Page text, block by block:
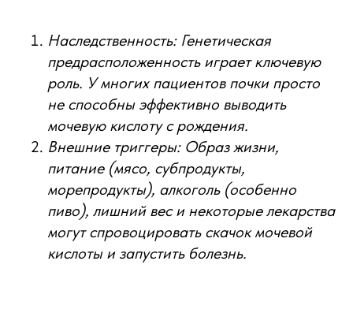
Наследственность: Генетическая
предрасположенность играет ключевую
роль. У многих пациентов почки просто
не способны эффективно выводить
мочевую кислоту с рождения.
Внешние триггеры: Образ жизни,
питание (мясо, субпродукты,
морепродукты), алкоголь (особенно
пиво), лишний вес и некоторые лекарства
могут спровоцировать скачок мочевой
кислоты и запустить болезнь.